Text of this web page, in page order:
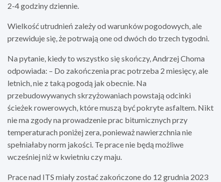
2-4 godziny dziennie.
Wielkość utrudnień zależy od warunków pogodowych, ale
przewiduje się, że potrwają one od dwóch do trzech tygodni.
Na pytanie, kiedy to wszystko się skończy, Andrzej Choma
odpowiada: – Do zakończenia prac potrzeba 2 miesięcy, ale
letnich, nie z taką pogodą jak obecnie. Na
przebudowywanych skrzyżowaniach powstają odcinki
ścieżek rowerowych, które muszą być pokryte asfaltem. Nikt
nie ma zgody na prowadzenie prac bitumicznych przy
temperaturach poniżej zera, ponieważ nawierzchnia nie
spełniałaby norm jakości. Te prace nie będą możliwe
wcześniej niż w kwietniu czy maju.
Prace nad ITS miały zostać zakończone do 12 grudnia 2023